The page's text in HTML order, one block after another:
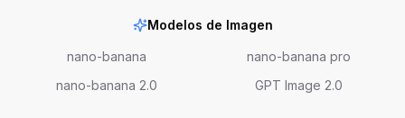
Modelos de Imagen
nano-banana
nano-banana pro
nano-banana 2.0
GPT Image 2.0